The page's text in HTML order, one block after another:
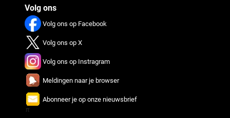
Volg ons
Volg ons op Facebook
Volg ons op X
Volg ons op Instragram
Meldingen naar je browser
Abonneer je op onze nieuwsbrief
π